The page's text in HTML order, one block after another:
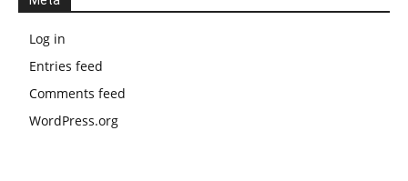
Log in
Entries feed
Comments feed
WordPress.org